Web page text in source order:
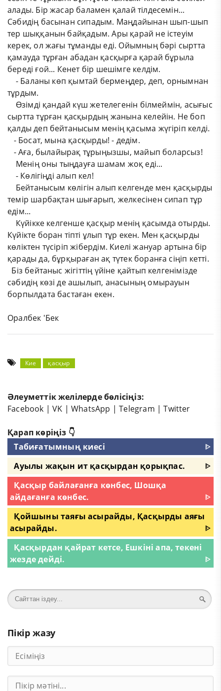
алады. Бір жасар баламен қалай тілдесемін...
Сәбидің басынан сипадым. Маңдайынан шып-шып
тер шыққанын байқадым. Ары қарай не істеуім
керек, ол жағы тұманды еді. Ойымның бәрі сыртта
қамауда тұрған абадан қасқырға қарай бұрыла
береді ғой... Кенет бір шешімге келдім.
​ ​ ​ ​ - Баланы көп қымтай бермеңдер, деп, орнымнан
тұрдым.
​ ​ ​ ​ Өзімді қандай күш жетелегенін білмеймін, асығыс
сыртта тұрған қасқырдың жанына келейін. Не боп
қалды деп бейтанысым менің қасыма жүгіріп келді.
​ ​ ​ - Босат, мына қасқырды! - дедім.
​ ​ ​ - Аға, былайырақ тұрыңызшы, майып боларсыз!
​ ​ ​ ​ Менің оны тыңдауға шамам жоқ еді...
​ ​ ​ ​ - Көлігіңді алып кел!
​ ​ ​ ​ Бейтанысым көлігін алып келгенде мен қасқырды
темір шарбақтан шығарып, желкесінен сипап тұр
едім...
​ ​ ​ ​ Күйікке келгенше қасқыр менің қасымда отырды.
Күйікте боран тіпті ұлып тұр екен. Мен қасқырды
көліктен түсіріп жібердім. Киелі жануар артына бір
қарады да, бұрқыраған ақ түтек боранға сіңіп кетті.
​ ​ Біз бейтаныс жігіттің үйіне қайтып келгенімізде
сәбидің көзі де ашылып, анасының омырауын
борпылдата бастаған екен.
Оралбек 'Бек
Кие қасқыр
Әлеуметтік желілерде бөлісіңіз:
Facebook |VK |WhatsApp |Telegram |Twitter
Қарап көріңіз 👇
Табиғатымның киесі
ᐈ
Ауылы жақын ит қасқырдан қорықпас.
ᐈ
Қасқыр байлағанға көнбес, Шошқа
айдағанға көнбес.
ᐈ
Қойшыны таяғы асырайды, Қасқырды аяғы
асырайды.
ᐈ
Қасқырдан қайрат кетсе, Ешкіні апа, текені
жезде дейді.
ᐈ
Пікір жазу